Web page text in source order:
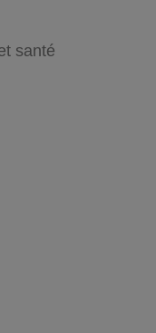
santé